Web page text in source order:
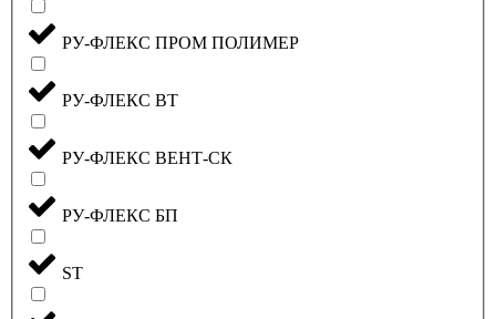
РУ-ФЛЕКС ПРОМ ПОЛИМЕР
РУ-ФЛЕКС ВТ
РУ-ФЛЕКС ВЕНТ-СК
РУ-ФЛЕКС БП
ST